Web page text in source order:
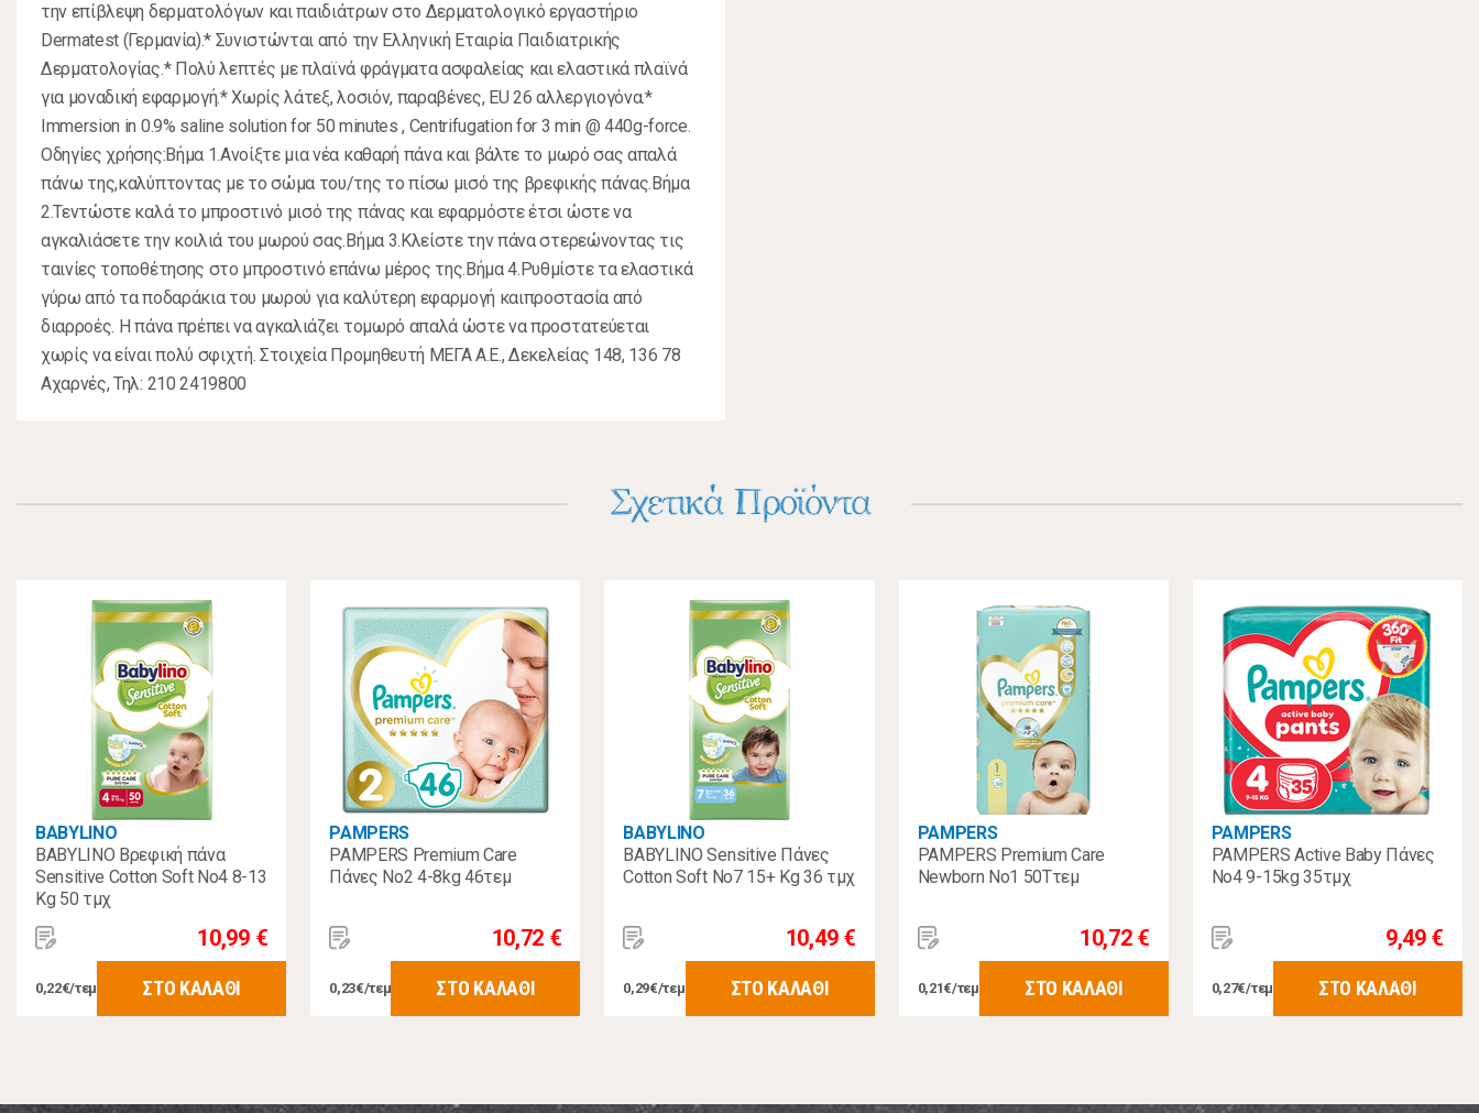
την επίβλεψη δερματολόγων και παιδιάτρων στο Δερματολογικό εργαστήριο
Dermatest (Γερμανία).* Συνιστώνται από την Ελληνική Εταιρία Παιδιατρικής
Δερματολογίας.* Πολύ λεπτές με πλαϊνά φράγματα ασφαλείας και ελαστικά πλαϊνά
για μοναδική εφαρμογή.* Χωρίς λάτεξ, λοσιόν, παραβένες, ΕU 26 αλλεργιογόνα.*
Immersion in 0.9% saline solution for 50 minutes , Centrifugation for 3 min @ 440g-force.
Οδηγίες χρήσης:Βήμα 1.Ανοίξτε μια νέα καθαρή πάνα και βάλτε το μωρό σας απαλά
πάνω της,καλύπτοντας με το σώμα του/της το πίσω μισό της βρεφικής πάνας.Βήμα
2.Τεντώστε καλά το μπροστινό μισό της πάνας και εφαρμόστε έτσι ώστε να
αγκαλιάσετε την κοιλιά του μωρού σας.Βήμα 3.Κλείστε την πάνα στερεώνοντας τις
ταινίες τοποθέτησης στο μπροστινό επάνω μέρος της.Βήμα 4.Ρυθμίστε τα ελαστικά
γύρω από τα ποδαράκια του μωρού για καλύτερη εφαρμογή καιπροστασία από
διαρροές. Η πάνα πρέπει να αγκαλιάζει τομωρό απαλά ώστε να προστατεύεται
χωρίς να είναι πολύ σφιχτή. Στοιχεία Προμηθευτή ΜΕΓΑ Α.Ε., Δεκελείας 148, 136 78
Αχαρνές, Τηλ: 210 2419800
Σχετικά Προϊόντα
BABYLINO
BABYLINO Βρεφική πάνα
Sensitive Cotton Soft No4 8-13
Kg 50 τμχ
10,99 €
0,22€/τεμ ΣΤΟ ΚΑΛΑΘΙ
PAMPERS
PAMPERS Premium Care
Πάνες Νο2 4-8kg 46τεμ
10,72 €
0,23€/τεμ ΣΤΟ ΚΑΛΑΘΙ
BABYLINO
BABYLINO Sensitive Πάνες
Cotton Soft No7 15+ Kg 36 τμχ
10,49 €
0,29€/τεμ ΣΤΟ ΚΑΛΑΘΙ
PAMPERS
PAMPERS Premium Care
Newborn No1 50Tτεμ
10,72 €
0,21€/τεμ ΣΤΟ ΚΑΛΑΘΙ
PAMPERS
PAMPERS Active Baby Πάνες
No4 9-15kg 35τμχ
9,49 €
0,27€/τεμ ΣΤΟ ΚΑΛΑΘΙ